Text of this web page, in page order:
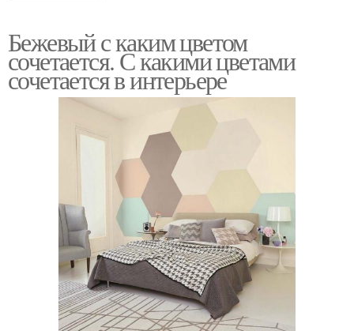
Бежевый с каким цветом
сочетается. С какими цветами
сочетается в интерьере